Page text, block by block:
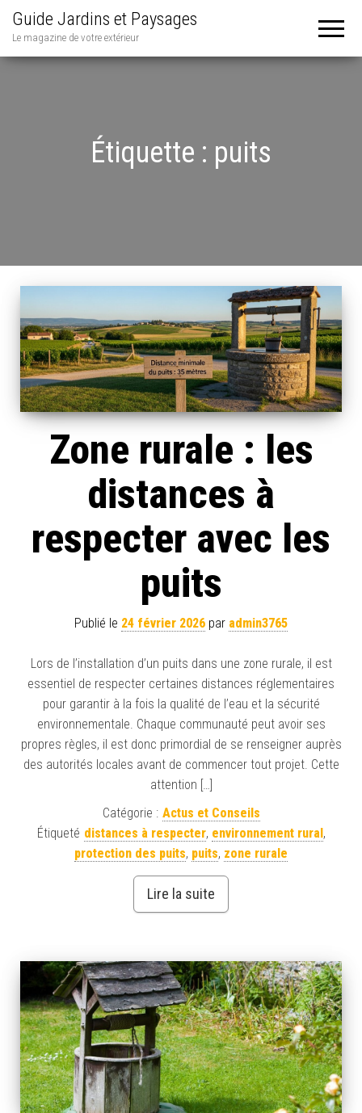
Guide Jardins et Paysages
Le magazine de votre extérieur
Étiquette : puits
Zone rurale : les
distances à
respecter avec les
puits
Publié le 24 février 2026 par admin3765
Lors de l’installation d’un puits dans une zone rurale, il est
essentiel de respecter certaines distances réglementaires
pour garantir à la fois la qualité de l’eau et la sécurité
environnementale. Chaque communauté peut avoir ses
propres règles, il est donc primordial de se renseigner auprès
des autorités locales avant de commencer tout projet. Cette
attention […]
Catégorie : Actus et Conseils
Étiqueté distances à respecter, environnement rural ,
protection des puits, puits, zone rurale
Lire la suite